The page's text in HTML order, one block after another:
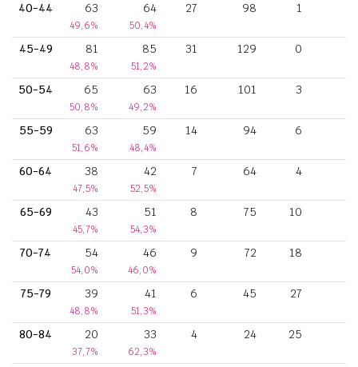
40-44 63
49,6%
64
50,4%
27 98 1
45-49 81
48,8%
85
51,2%
31 129 0
50-54 65
50,8%
63
49,2%
16 101 3
55-59 63
51,6%
59
48,4%
14 94 6
60-64 38
47,5%
42
52,5%
7 64 4
65-69 43
45,7%
51
54,3%
8 75 10
70-74 54
54,0%
46
46,0%
9 72 18
75-79 39
48,8%
41
51,3%
6 45 27
80-84 20
37,7%
33
62,3%
4 24 25